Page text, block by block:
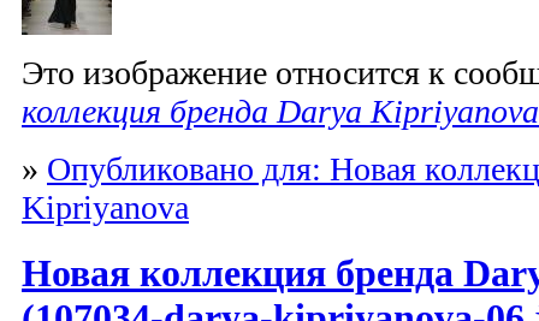
Это изображение относится к
коллекция бренда Darya Kipriyanova
» Опубликовано для: Новая
Kipriyanova
Новая коллекция бренда